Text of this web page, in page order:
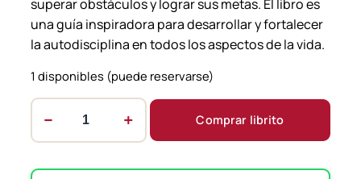
superar obstáculos y lograr sus metas. El libro es
una guía inspiradora para desarrollar y fortalecer
la autodisciplina en todos los aspectos de la vida.
1 disponibles (puede reservarse)
a
d
− + Comprar librito